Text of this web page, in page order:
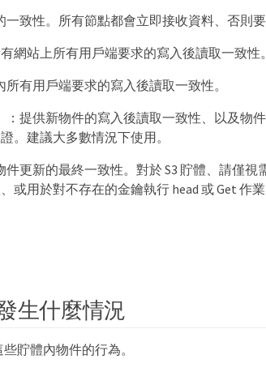
致性。所有節點都會立即接收資料、否則要
網站上所有用戶端要求的寫入後讀取一致性。
所有用戶端要求的寫入後讀取一致性。
：提供新物件的寫入後讀取一致性、以及物
。建議大多數情況下使用。
件更新的最終一致性。對於 S3 貯體、請僅視
或用於對不存在的金鑰執行 head 或 Get 作
生什麼情況
貯體內物件的行為。